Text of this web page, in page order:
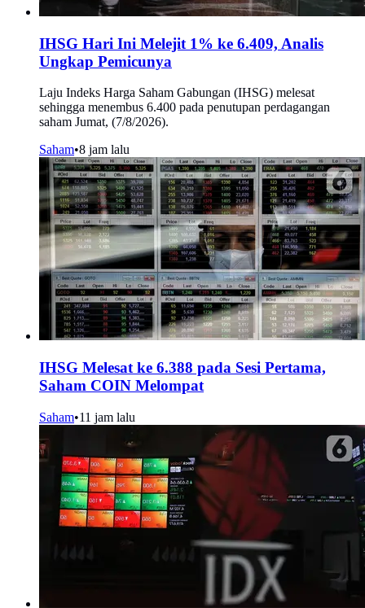
IHSG Hari Ini Melejit 1% ke 6.409, Analis
Ungkap Pemicunya
Laju Indeks Harga Saham Gabungan (IHSG) melesat
sehingga menembus 6.400 pada penutupan perdagangan
saham Jumat, (7/8/2026).
Saham•8 jam lalu
IHSG Melesat ke 6.388 pada Sesi Pertama,
Saham COIN Melompat
Saham•11 jam lalu